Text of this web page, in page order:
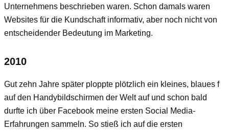
Unternehmens beschrieben waren. Schon damals waren
Websites für die Kundschaft informativ, aber noch nicht von
entscheidender Bedeutung im Marketing.
2010
Gut zehn Jahre später ploppte plötzlich ein kleines, blaues f
auf den Handybildschirmen der Welt auf und schon bald
durfte ich über Facebook meine ersten Social Media-
Erfahrungen sammeln. So stieß ich auf die ersten